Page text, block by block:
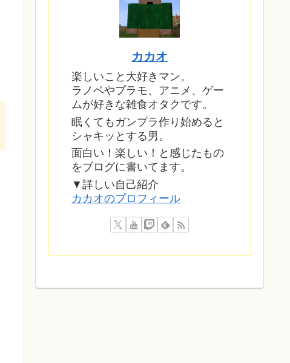
カカオ
楽しいこと大好きマン。
ラノベやプラモ、アニメ、ゲー
ムが好きな雑食オタクです。
眠くてもガンプラ作り始めると
シャキッとする男。
面白い！楽しい！と感じたもの
をブログに書いてます。
▼詳しい自己紹介
カカオのプロフィール